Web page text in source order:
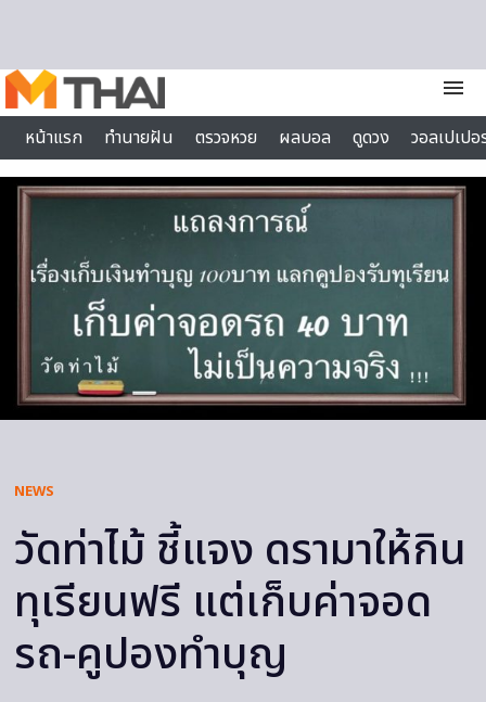
menu
หน้าแรก
ทำนายฝัน ตรวจหวย ผลบอล ดูดวง
วอลเปเป
ไลฟ์สไตล์
NEWS
วัดท่าไม้ ชี้แจง ดรามาให้กิน
ทุเรียนฟรี แต่เก็บค่าจอด
รถ-คูปองทำบุญ